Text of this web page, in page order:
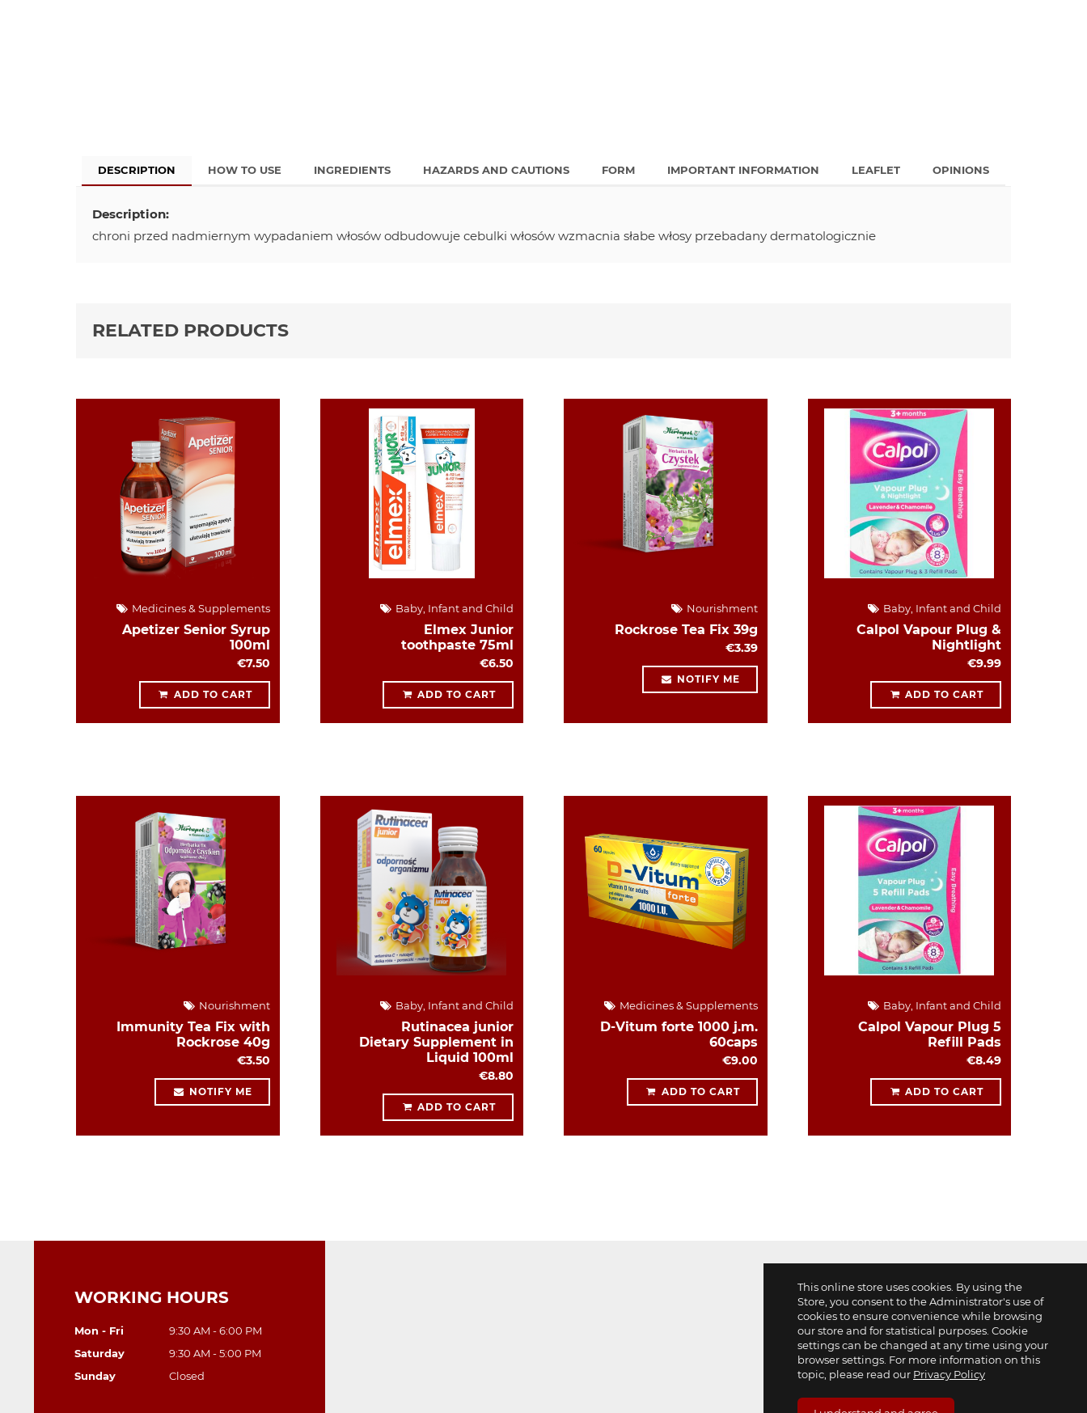
This online store uses cookies. By using the
Store, you consent to the Administrator's use of
cookies to ensure convenience while browsing
our store and for statistical purposes. Cookie
settings can be changed at any time using your
browser settings. For more information on this
topic, please read our Privacy Policy
DESCRIPTION HOW TO USE INGREDIENTS HAZARDS AND CAUTIONS FORM IMPORTANT INFORMATION LEAFLET OPINIONS
Description:
chroni przed nadmiernym wypadaniem włosów odbudowuje cebulki włosów wzmacnia słabe włosy przebadany dermatologicznie
RELATED PRODUCTS
Medicines & Supplements
Apetizer Senior Syrup
100ml
€7.50
ADD TO CART
Baby, Infant and Child
Elmex Junior
toothpaste 75ml
€6.50
ADD TO CART
Nourishment
Rockrose Tea Fix 39g
€3.39
NOTIFY ME
Baby, Infant and Child
Calpol Vapour Plug &
Nightlight
€9.99
ADD TO CART
Nourishment
Immunity Tea Fix with
Rockrose 40g
€3.50
NOTIFY ME
Baby, Infant and Child
Rutinacea junior
Dietary Supplement in
Liquid 100ml
€8.80
ADD TO CART
Medicines & Supplements
D-Vitum forte 1000 j.m.
60caps
€9.00
ADD TO CART
Baby, Infant and Child
Calpol Vapour Plug 5
Refill Pads
€8.49
ADD TO CART
WORKING HOURS
Mon - Fri
9:30 AM - 6:00 PM
Saturday
9:30 AM - 5:00 PM
Sunday
Closed